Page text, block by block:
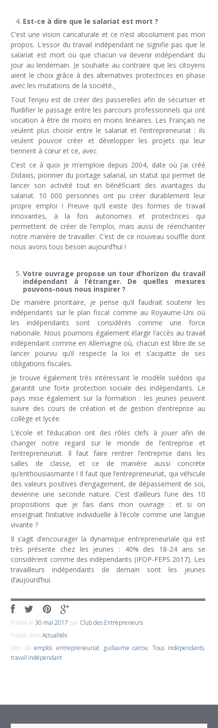
Est-ce à dire que le salariat est mort ?
C’est une vision caricaturale et ce n’est absolument pas mon
propos. L’essor du travail indépendant ne signifie pas que le
salariat est mort ou que chacun va devenir indépendant du
jour au lendemain. Je souhaite au contraire que les citoyens
aient le choix grâce à des alternatives protectrices en phase
avec les mutations de la société.
Tout l’enjeu est de créer des passerelles afin de sécuriser et
fluidifier le passage entre les parcours professionnels qui ont
vocation à être de moins en moins linéaires. Les Français ne
veulent plus choisir entre le salariat et l’entrepreneuriat : ils
veulent pouvoir créer et développer les projets qui leur
tiennent à cœur et ce, avec
C’est ce à quoi je m’emploie depuis 2004, date où j’ai créé
Didaxis, pionnier du portage salarial, un statut qui permet de
lancer son activité tout en bénéficiant des avantages du
salariat. 10 000 personnes ont pu créer durablement leur
propre emploi ! Preuve qu’il existe des formes de travail
innovantes, à la fois autonomes et protectrices qui
permettent de créer de l’emploi, mais aussi de réenchanter
notre manière de travailler. C’est de ce nouveau souffle dont
nous avons tous besoin aujourd’hui !
Votre ouvrage propose un tour d’horizon du travail
indépendant à l’étranger. De quelles mesures
pouvons-nous nous inspirer ?
De manière prioritaire, je pense qu’il faudrait soutenir les
indépendants sur le plan fiscal comme au Royaume-Uni où
les indépendants sont considérés comme une force
nationale. Nous pourrions également élargir l’accès au travail
indépendant comme en Allemagne où, chacun est libre de se
lancer pourvu qu’il respecte la loi et s’acquitte de ses
obligations fiscales.
Je trouve également très intéressant le modèle suédois qui
garantit une forte protection sociale des indépendants. Le
pays mise également sur la formation : les jeunes peuvent
suivre des cours de création et de gestion d’entreprise au
collège et lycée.
L’école et l’éducation ont des rôles clefs à jouer afin de
changer notre regard sur le monde de l’entreprise et
l’entrepreneuriat. Il faut faire rentrer l’entreprise dans les
salles de classe, et ce de manière aussi concrète
qu’enthousiasmante ! Il faut que l’entrepreneuriat, qui véhicule
des valeurs positives d’engagement, de dépassement de soi,
devienne une seconde nature. C’est d’ailleurs l’une des 10
propositions que je fais dans mon ouvrage : et si on
enseignait l’initiative individuelle à l’école comme une langue
vivante ?
Il s’agit d’encourager la dynamique entrepreneuriale qui est
très présente chez les jeunes : 40% des 18-24 ans se
considèrent comme des indépendants (IFOP-FEPS 2017). Les
travailleurs indépendants de demain sont les jeunes
d’aujourd’hui.
Publié le30 mai 2017 par Club des Entrepreneurs
Publié dansActualités
Mot clé emploi, entrepreneuriat, guillaume cairou,Tous indépendants,
travail indépendant